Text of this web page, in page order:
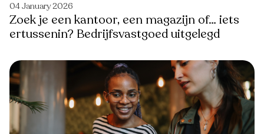
04 January 2026
Zoek je een kantoor, een magazijn of… iets
ertussenin? Bedrijfsvastgoed uitgelegd